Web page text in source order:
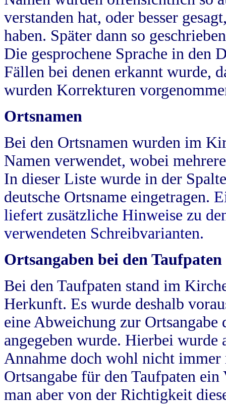
verstanden hat, oder besser
haben. Später dann so
Die gesprochene Sprache in
Fällen bei denen erkannt wurde,
wurden Korrekturen
Ortsnamen
Bei den Ortsnamen wurden im
Namen verwendet, wobei
In dieser Liste wurde in der
deutsche Ortsname eingetragen.
liefert zusätzliche Hinweise zu
verwendeten Schreibvarianten.
Ortsangaben bei den Taufpaten
Bei den Taufpaten stand im
Herkunft. Es wurde deshalb
eine Abweichung zur
angegeben wurde. Hierbei wurde
Annahme doch wohl nicht
Ortsangabe für den Taufpaten
man aber von der Richtigkeit